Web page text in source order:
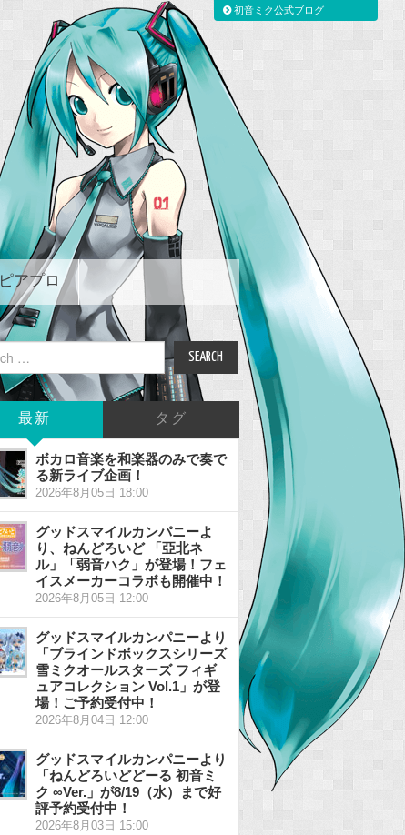
ピアプロ
最新 タグ
ボカロ音楽を和楽器のみで奏で
る新ライブ企画！
2026年8月05日 18:00
グッドスマイルカンパニーよ
り、ねんどろいど 「亞北ネ
ル」「弱音ハク」が登場！フェ
イスメーカーコラボも開催中！
2026年8月05日 12:00
グッドスマイルカンパニーより
「ブラインドボックスシリーズ
雪ミクオールスターズ フィギ
ュアコレクション Vol.1」が登
場！ご予約受付中！
2026年8月04日 12:00
グッドスマイルカンパニーより
「ねんどろいどどーる 初音ミ
ク ∞Ver.」が8/19（水）まで好
評予約受付中！
2026年8月03日 15:00
初音ミク公式ブログ